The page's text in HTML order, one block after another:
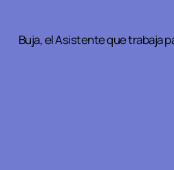
Buja, el Asistente que trabaja